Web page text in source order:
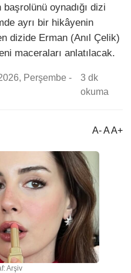
başrolünü oynadığı dizi
ayrı bir hikâyenin
dizide Erman (Anıl Çelik)
maceraları anlatılacak.
Perşembe -
3 dk
okuma
A- A A+
Arşiv